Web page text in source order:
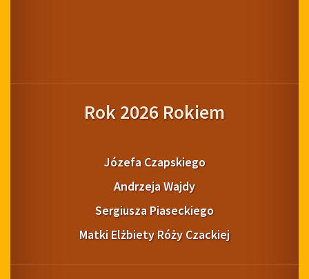
Rok 2026 Rokiem
Józefa Czapskiego
Andrzeja Wajdy
Sergiusza Piaseckiego
Matki Elżbiety Róży Czackiej